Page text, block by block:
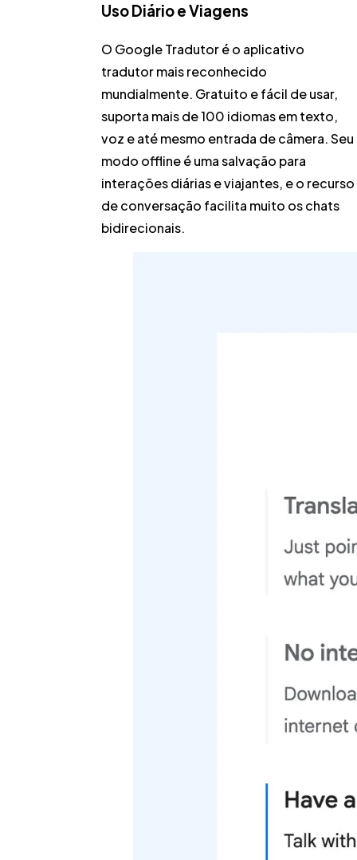
Uso Diário e Viagens
O Google Tradutor é o aplicativo
tradutor mais reconhecido
mundialmente. Gratuito e fácil de usar,
suporta mais de 100 idiomas em texto,
voz e até mesmo entrada de câmera. Seu
modo offline é uma salvação para
interações diárias e viajantes, e o recurso
de conversação facilita muito os chats
bidirecionais.